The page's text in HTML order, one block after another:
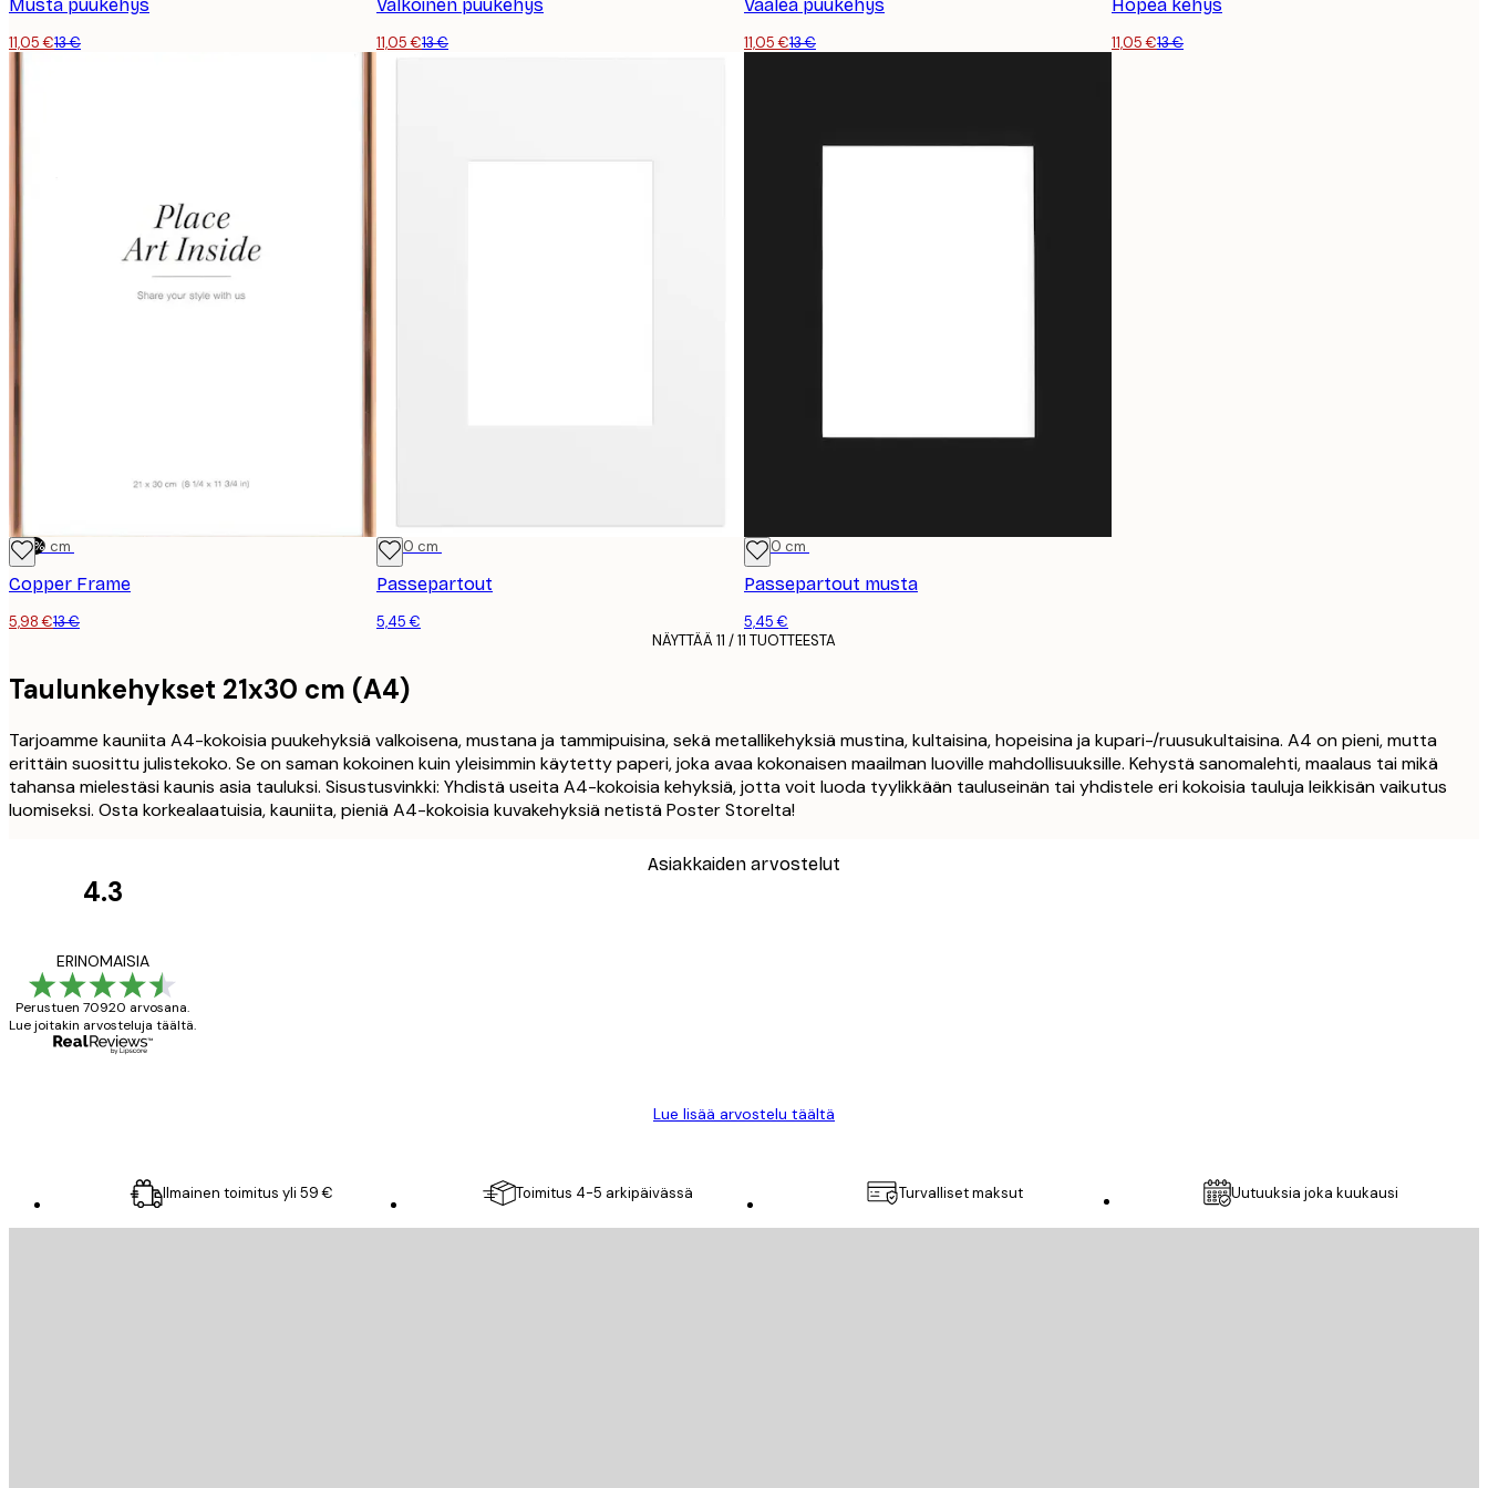
Musta puukehys
11,05 €13 €
Valkoinen puukehys
11,05 €13 €
Vaalea puukehys
11,05 €13 €
Hopea kehys
11,05 €13 €
-54%
21x30 cm
Copper Frame
5,98 €13 €
21x30 cm
Passepartout
5,45 €
21x30 cm
Passepartout musta
5,45 €
NÄYTTÄÄ 11 / 11 TUOTTEESTA
Taulunkehykset 21x30 cm (A4)
Tarjoamme kauniita A4-kokoisia puukehyksiä valkoisena, mustana ja tammipuisina, sekä metallikehyksiä mustina, kultaisina, hopeisina ja kupari-/ruusukultaisina. A4 on pieni, mutta
erittäin suosittu julistekoko. Se on saman kokoinen kuin yleisimmin käytetty paperi, joka avaa kokonaisen maailman luoville mahdollisuuksille. Kehystä sanomalehti, maalaus tai mikä
tahansa mielestäsi kaunis asia tauluksi. Sisustusvinkki: Yhdistä useita A4-kokoisia kehyksiä, jotta voit luoda tyylikkään tauluseinän tai yhdistele eri kokoisia tauluja leikkisän vaikutus
luomiseksi. Osta korkealaatuisia, kauniita, pieniä A4-kokoisia kuvakehyksiä netistä Poster Storelta!
Asiakkaiden arvostelut
4.3
ERINOMAISIA
Perustuen 70920 arvosana.
Lue joitakin arvosteluja täältä.
Lue lisää arvostelu täältä
Ilmainen toimitus yli 59 € Toimitus 4-5 arkipäivässä Turvalliset maksut Uutuuksia joka kuukausi